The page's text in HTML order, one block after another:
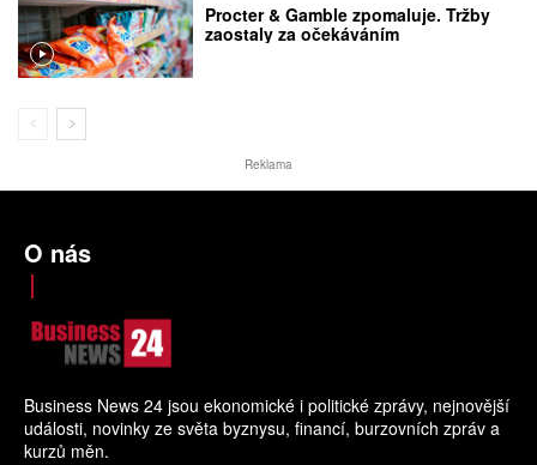
Procter & Gamble zpomaluje. Tržby
zaostaly za očekáváním
Reklama
O nás
Business News 24 jsou ekonomické i politické zprávy, nejnovější
události, novinky ze světa byznysu, financí, burzovních zpráv a
kurzů měn.